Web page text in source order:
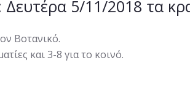
Δευτέρα 5/11/2018 τα
Βοτανικό.
και 3-8 για το κοινό.